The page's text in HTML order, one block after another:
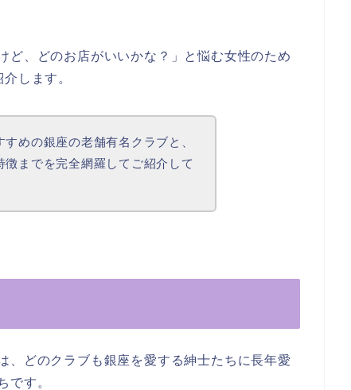
ど、どのお店がいいかな？」 と悩む女性のため
します。
めの銀座の老舗有名クラブと、
までを完全網羅してご紹介して
、どのクラブも銀座を愛する紳士たちに長年愛
です。